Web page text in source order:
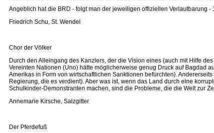
Angeblich hat die BRD - folgt man der jeweiligen offiziellen Verlautbarung
Friedrich Schu, St. Wendel
Chor der Völker
Durch den Alleingang des Kanzlers, der die Vision eines (auch mit Hilfe
Vereinten Nationen (Uno) hätte möglicherweise genug Druck auf Bagdad
Amerikas in Form von wirtschaftlichen Sanktionen befürchten).
Regierung, die es verdient). Aber was ist, wenn das Land durch eine
Schulkinder-Demonstranten machen, sind die Probleme, die die Welt zur
Annemarie Kirsche, Salzgitter
Der Pferdefuß